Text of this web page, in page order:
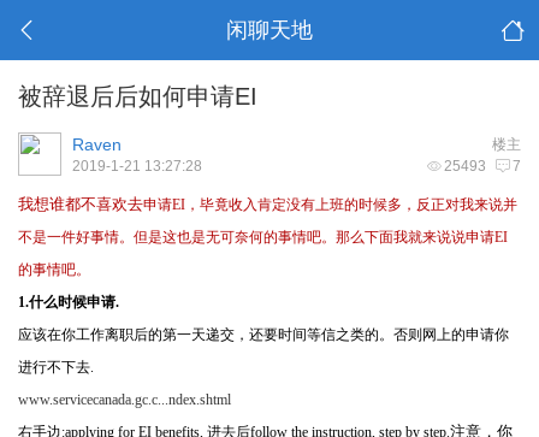
闲聊天地
被辞退后后如何申请EI
楼主
Raven
25493 7
2019-1-21 13:27:28
我想谁都不喜欢去申请EI，毕竟收入肯定没有上班的时候多，反正对我来说并
不是一件好事情。但是这也是无可奈何的事情吧。那么下面我就来说说申请EI
的事情吧。
1.什么时候申请.
应该在你工作离职后的第一天递交，还要时间等信之类的。否则网上的申请你
进行不下去.
www.servicecanada.gc.c...ndex.shtml
右手边:applying for EI benefits, 进去后follow the instruction, step by step.注意，你